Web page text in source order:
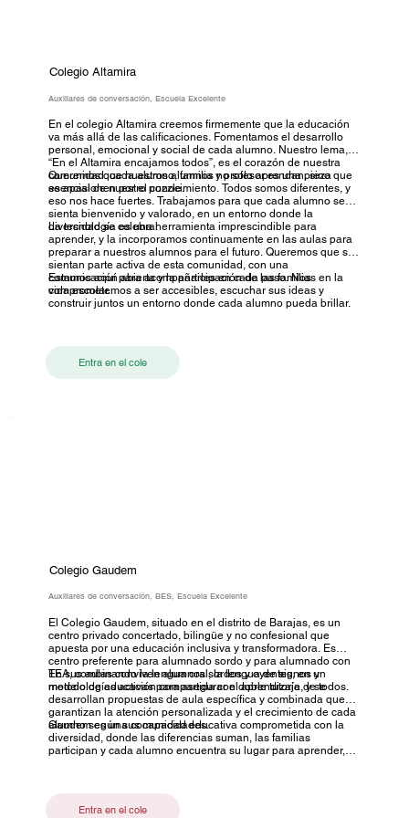
Colegio Altamira
Auxiliares de conversación, Escuela Excelente
En el colegio Altamira creemos firmemente que la educación
va más allá de las calificaciones. Fomentamos el desarrollo
personal, emocional y social de cada alumno. Nuestro lema,
“En el Altamira encajamos todos”, es el corazón de nuestra
comunidad: cada alumno, familia y profesor es una pieza
esencial de nuestro puzzle.
Queremos que nuestros alumnos no solo aprendan, sino que
se apasionen por el conocimiento. Todos somos diferentes, y
eso nos hace fuertes. Trabajamos para que cada alumno se
sienta bienvenido y valorado, en un entorno donde la
diversidad se celebra.
La tecnología es una herramienta imprescindible para
aprender, y la incorporamos continuamente en las aulas para
preparar a nuestros alumnos para el futuro. Queremos que se
sientan parte activa de esta comunidad, con una
comunicación abierta y la participación de las familias en la
vida escolar.
Estamos aquí para acompañarles en cada paso. Nos
comprometemos a ser accesibles, escuchar sus ideas y
construir juntos un entorno donde cada alumno pueda brillar.
Entra en el cole
Colegio Gaudem
Auxiliares de conversación, BES, Escuela Excelente
El Colegio Gaudem, situado en el distrito de Barajas, es un
centro privado concertado, bilingüe y no confesional que
apuesta por una educación inclusiva y transformadora. Es
centro preferente para alumnado sordo y para alumnado con
TEA, combinando la lengua oral, la lengua de signos y
metodologías activas para asegurar el aprendizaje de todos.
En sus aulas conviven alumnos sordos y oyentes, en un
modelo de educación compartida con doble tutoría, y se
desarrollan propuestas de aula específica y combinada que
garantizan la atención personalizada y el crecimiento de cada
alumno según sus capacidades.
Gaudem es una comunidad educativa comprometida con la
diversidad, donde las diferencias suman, las familias
participan y cada alumno encuentra su lugar para aprender,
Entra en el cole